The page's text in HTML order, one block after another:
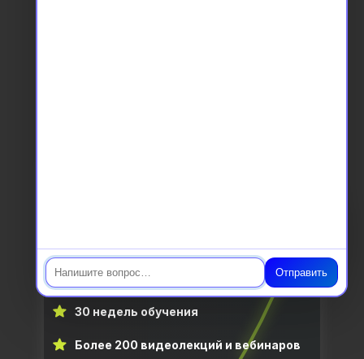
Отправить
1008 академических часов
30 недель обучения
Более 200 видеолекций и вебинаров